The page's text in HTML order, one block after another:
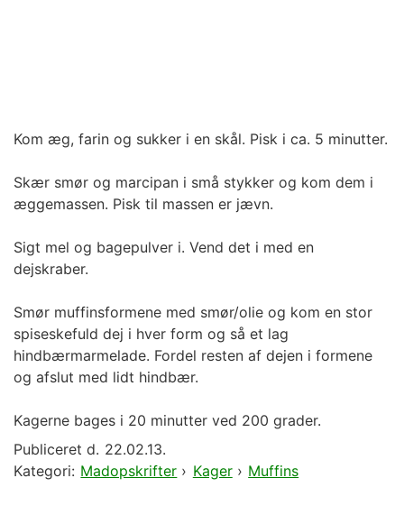
Kom æg, farin og sukker i en skål. Pisk i ca. 5 minutter.
Skær smør og marcipan i små stykker og kom dem i
æggemassen. Pisk til massen er jævn.
Sigt mel og bagepulver i. Vend det i med en
dejskraber.
Smør muffinsformene med smør/olie og kom en stor
spiseskefuld dej i hver form og så et lag
hindbærmarmelade. Fordel resten af dejen i formene
og afslut med lidt hindbær.
Kagerne bages i 20 minutter ved 200 grader.
Publiceret d. 22.02.13.
Kategori: Madopskrifter › Kager› Muffins